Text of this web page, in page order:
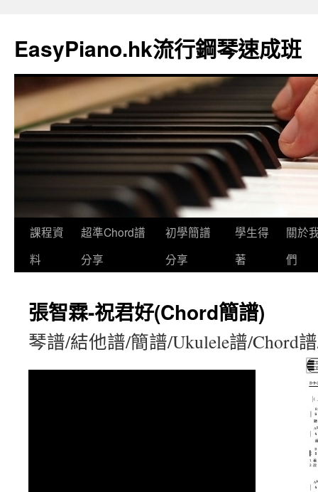
EasyPiano.hk流行鋼琴速成班
課程資
料
超準Chord譜
分享
初學簡譜
分享
學生得
著
關於
們
張智霖-祝君好(Chord簡譜)
琴譜/結他譜/簡譜/Ukulele譜/Chord